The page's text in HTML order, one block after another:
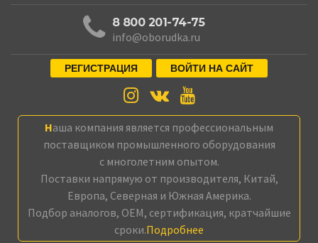
8 800 201-74-75
info@oborudka.ru
РЕГИСТРАЦИЯ ВОЙТИ НА САЙТ
Наша компания является профессиональным
поставщиком промышленного оборудования
с многолетним опытом.
Поставки напрямую от производителя, Китай,
Европа, Северная и Южная Америка.
Подбор аналогов, OEM, сертификация, кратчайшие
сроки.Подробнее